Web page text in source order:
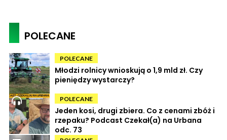
POLECANE
POLECANE
Młodzi rolnicy wnioskują o 1,9 mld zł. Czy
pieniędzy wystarczy?
POLECANE
Jeden kosi, drugi zbiera. Co z cenami zbóż i
rzepaku? Podcast Czekał(a) na Urbana
odc. 73